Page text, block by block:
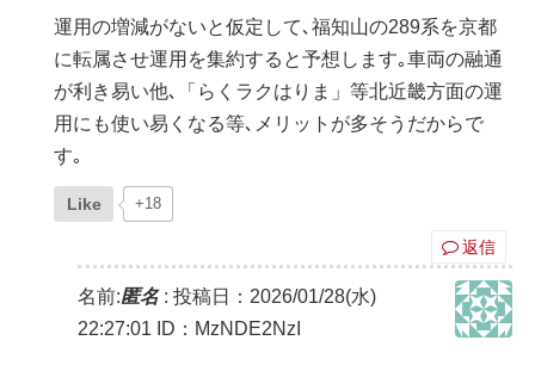
運用の増減がないと仮定して､福知山の289系を京都
に転属させ運用を集約すると予想します｡車両の融通
が利き易い他､「らくラクはりま」等北近畿方面の運
用にも使い易くなる等､メリットが多そうだからで
す｡
Like +18
返信
名前:匿名: 投稿日：2026/01/28(水)
22:27:01
ID：MzNDE2NzI